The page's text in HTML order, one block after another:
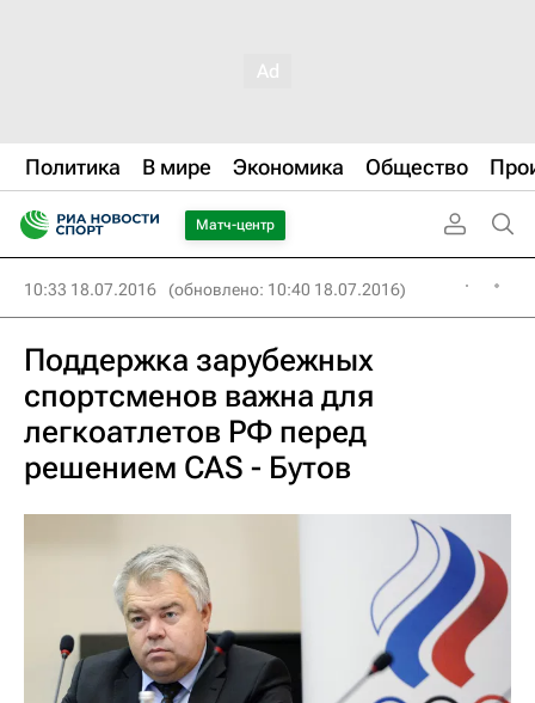
Политика В мире Экономика Общество
Матч-центр
10:33 18.07.2016 (обновлено: 10:40 18.07.2016)
Поддержка зарубежных
спортсменов важна для
легкоатлетов РФ перед
решением CAS - Бутов